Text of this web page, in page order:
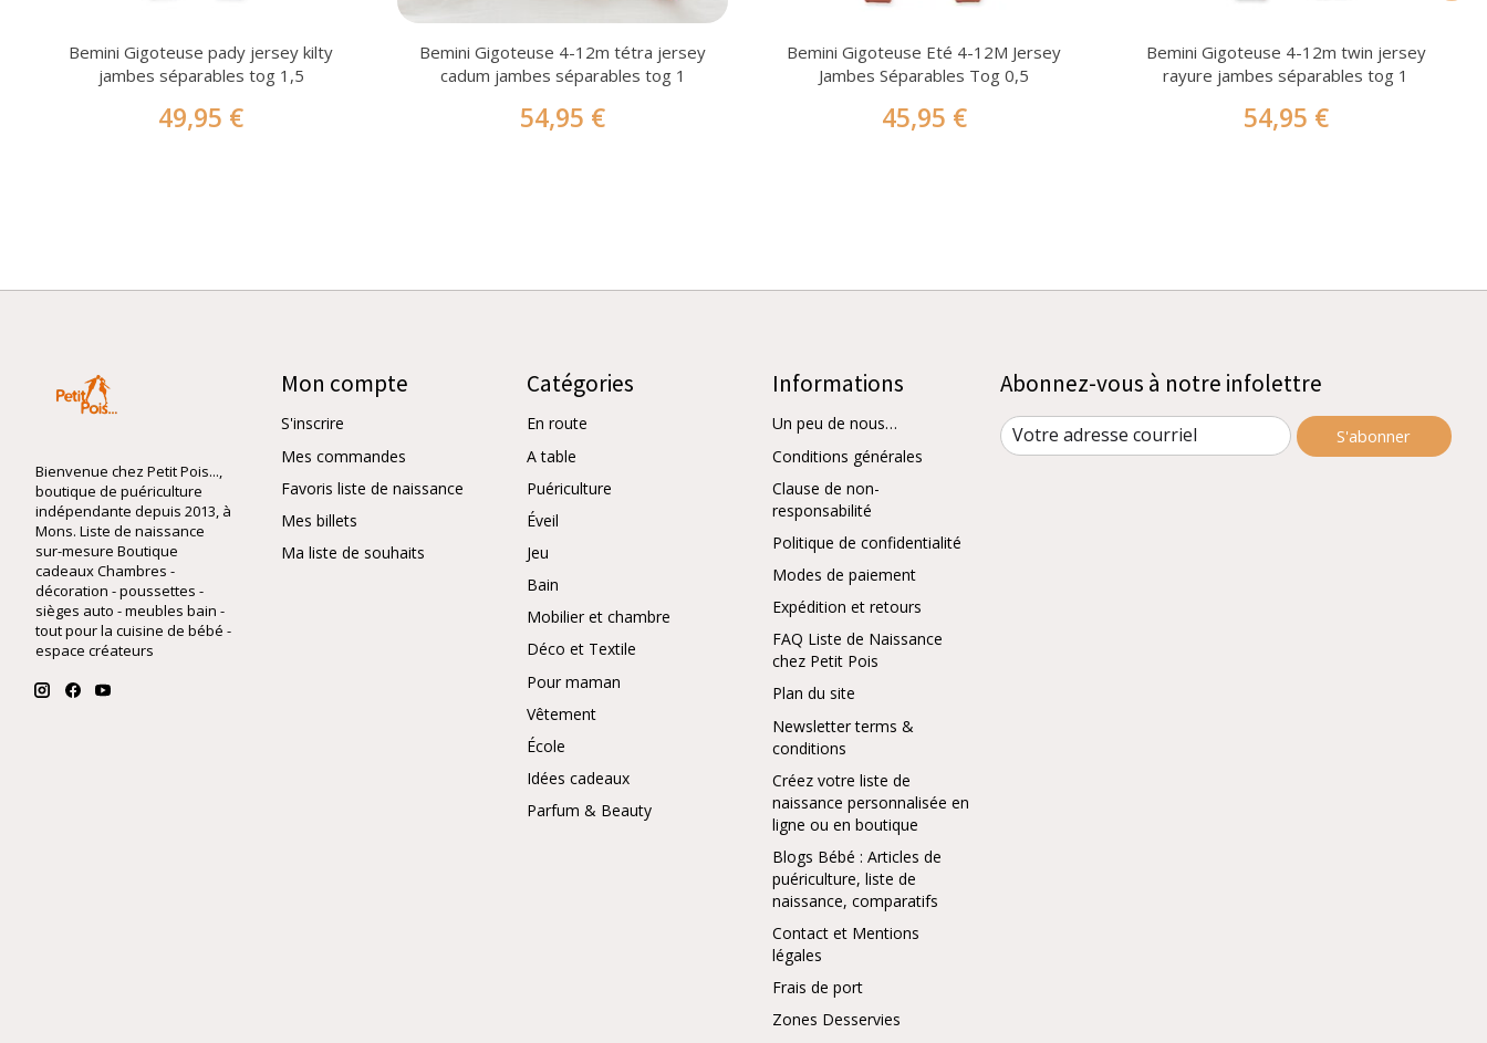
Bemini Gigoteuse pady jersey kilty
jambes séparables tog 1,5
49,95 €
Bemini Gigoteuse 4-12m tétra jersey
cadum jambes séparables tog 1
54,95 €
Bemini Gigoteuse Eté 4-12M Jersey
Jambes Séparables Tog 0,5
45,95 €
Bemini Gigoteuse 4-12m twin jersey
rayure jambes séparables tog 1
54,95 €
Bienvenue chez Petit Pois...,
boutique de puériculture
indépendante depuis 2013, à
Mons. Liste de naissance
sur-mesure Boutique
cadeaux Chambres -
décoration - poussettes -
sièges auto - meubles bain -
tout pour la cuisine de bébé -
espace créateurs
Mon compte
S'inscrire
Mes commandes
Favoris liste de naissance
Mes billets
Ma liste de souhaits
Catégories
En route
A table
Puériculture
Éveil
Jeu
Bain
Mobilier et chambre
Déco et Textile
Pour maman
Vêtement
École
Idées cadeaux
Parfum & Beauty
Informations
Un peu de nous…
Conditions générales
Clause de non-
responsabilité
Politique de confidentialité
Modes de paiement
Expédition et retours
FAQ Liste de Naissance
chez Petit Pois
Plan du site
Newsletter terms &
conditions
Créez votre liste de
naissance personnalisée en
ligne ou en boutique
Blogs Bébé : Articles de
puériculture, liste de
naissance, comparatifs
Contact et Mentions
légales
Frais de port
Zones Desservies
Abonnez-vous à notre infolettre
S'abonner